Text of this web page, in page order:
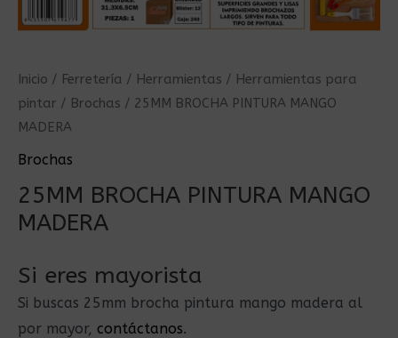
Inicio / Ferretería / Herramientas / Herramientas para
pintar / Brochas / 25MM BROCHA PINTURA MANGO
MADERA
Brochas
25MM BROCHA PINTURA MANGO
MADERA
Si eres mayorista
Si buscas 25mm brocha pintura mango madera al
por mayor, contáctanos.